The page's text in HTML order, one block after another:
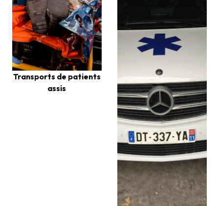
Transports de patients
assis